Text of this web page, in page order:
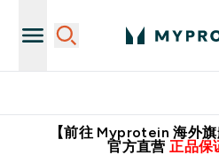
【前往 Myprotein 海外旗
官方直营 正品保